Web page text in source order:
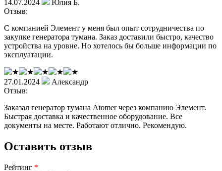
14.07.2024
Юлия Б.
Отзыв:
С компанией Элемент у меня был опыт сотрудничества по
закупке генератора тумана. Заказ доставили быстро, качество
устройства на уровне. Но хотелось бы больше информации по
эксплуатации.
27.01.2024
Александр
Отзыв:
Заказал генератор тумана Atomer через компанию Элемент.
Быстрая доставка и качественное оборудование. Все
документы на месте. Работают отлично. Рекомендую.
Оставить отзыв
Рейтинг *